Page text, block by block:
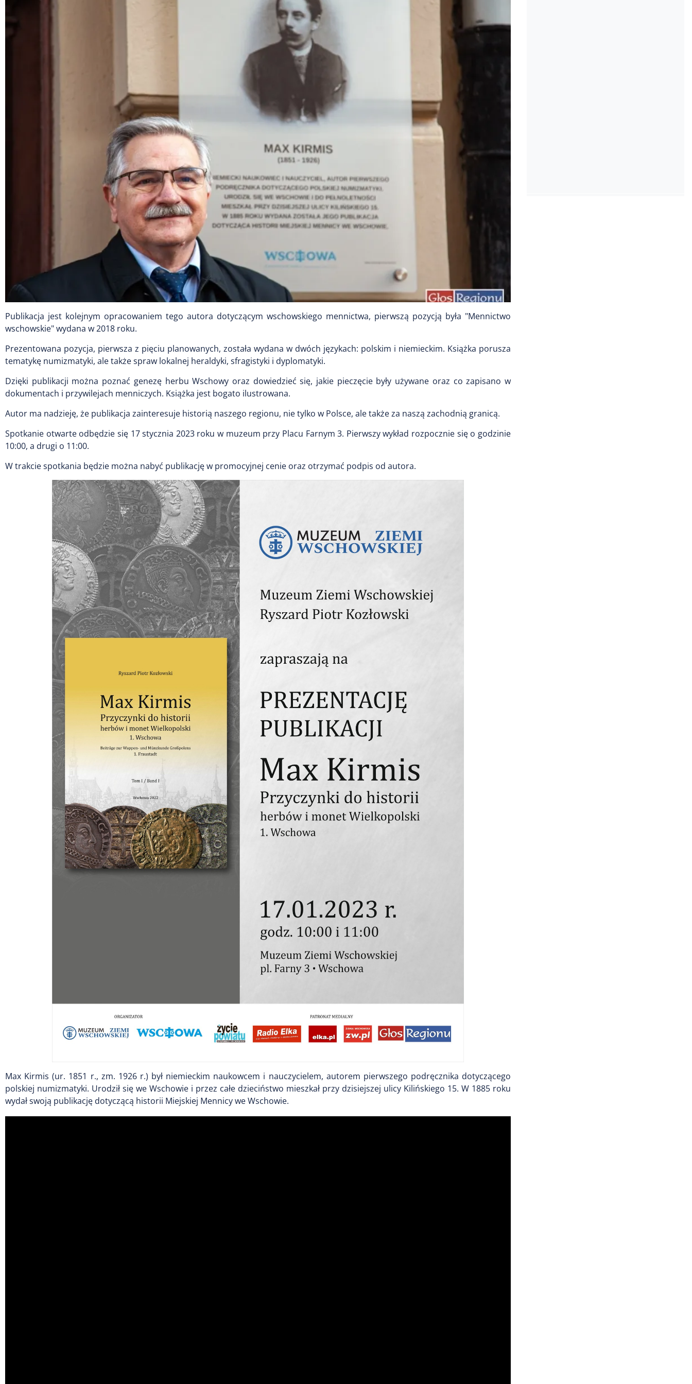
Publikacja jest kolejnym opracowaniem tego autora dotyczącym wschowskiego mennictwa, pierwszą pozycją była "Mennictwo
wschowskie" wydana w 2018 roku.
Prezentowana pozycja, pierwsza z pięciu planowanych, została wydana w dwóch językach: polskim i niemieckim. Książka porusza
tematykę numizmatyki, ale także spraw lokalnej heraldyki, sfragistyki i dyplomatyki.
Dzięki publikacji można poznać genezę herbu Wschowy oraz dowiedzieć się, jakie pieczęcie były używane oraz co zapisano w
dokumentach i przywilejach menniczych. Książka jest bogato ilustrowana.
Autor ma nadzieję, że publikacja zainteresuje historią naszego regionu, nie tylko w Polsce, ale także za naszą zachodnią granicą.
Spotkanie otwarte odbędzie się 17 stycznia 2023 roku w muzeum przy Placu Farnym 3. Pierwszy wykład rozpocznie się o godzinie
10:00, a drugi o 11:00.
W trakcie spotkania będzie można nabyć publikację w promocyjnej cenie oraz otrzymać podpis od autora.
Max Kirmis (ur. 1851 r., zm. 1926 r.) był niemieckim naukowcem i nauczycielem, autorem pierwszego podręcznika dotyczącego
polskiej numizmatyki. Urodził się we Wschowie i przez całe dzieciństwo mieszkał przy dzisiejszej ulicy Kilińskiego 15. W 1885 roku
wydał swoją publikację dotyczącą historii Miejskiej Mennicy we Wschowie.